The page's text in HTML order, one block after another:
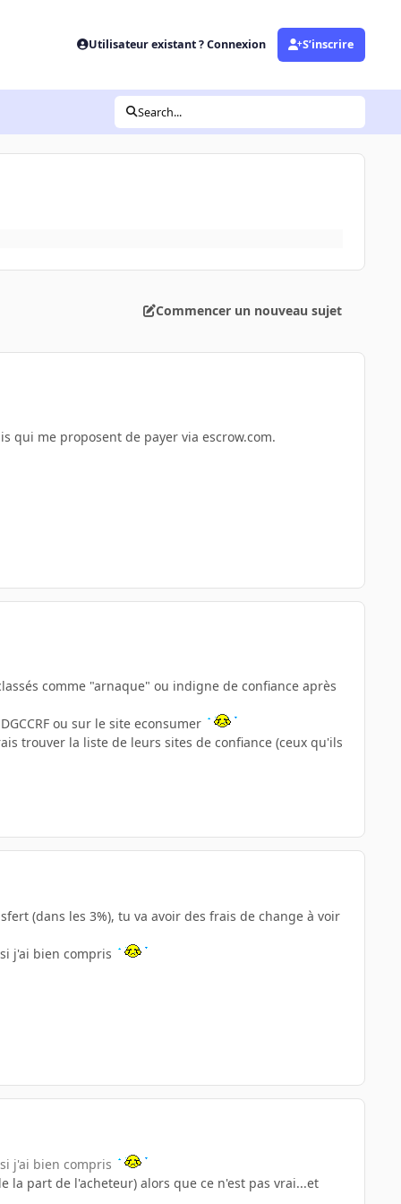
Utilisateur existant ? Connexion S’inscrire
Search...
Commencer un nouveau sujet
qui me proposent de payer via escrow.com.
comme "arnaque" ou indigne de confiance après
ou sur le site econsumer
trouver la liste de leurs sites de confiance (ceux qu'ils
(dans les 3%), tu va avoir des frais de change à voir
j'ai bien compris
j'ai bien compris
la part de l'acheteur) alors que ce n'est pas vrai...et